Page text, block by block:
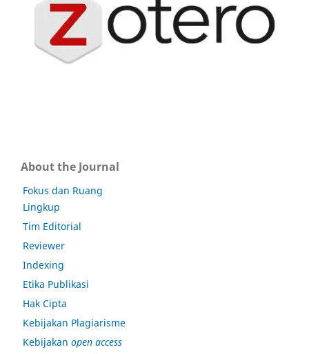
About the Journal
Fokus dan Ruang
Lingkup
Tim Editorial
Reviewer
Indexing
Etika Publikasi
Hak Cipta
Kebijakan Plagiarisme
Kebijakan open access